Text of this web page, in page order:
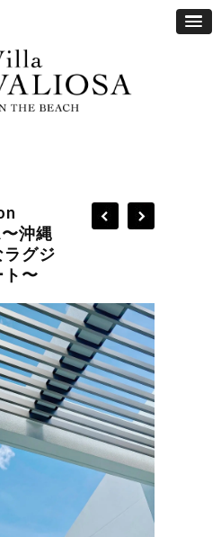
沖縄
グジ
ト〜